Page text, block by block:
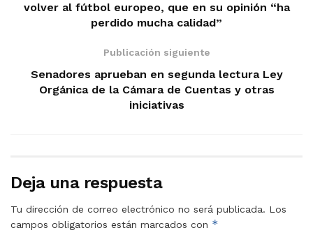
volver al fútbol europeo, que en su opinión “ha
perdido mucha calidad”
Publicación siguiente
Senadores aprueban en segunda lectura Ley
Orgánica de la Cámara de Cuentas y otras
iniciativas
Deja una respuesta
Tu dirección de correo electrónico no será publicada. Los
campos obligatorios están marcados con *